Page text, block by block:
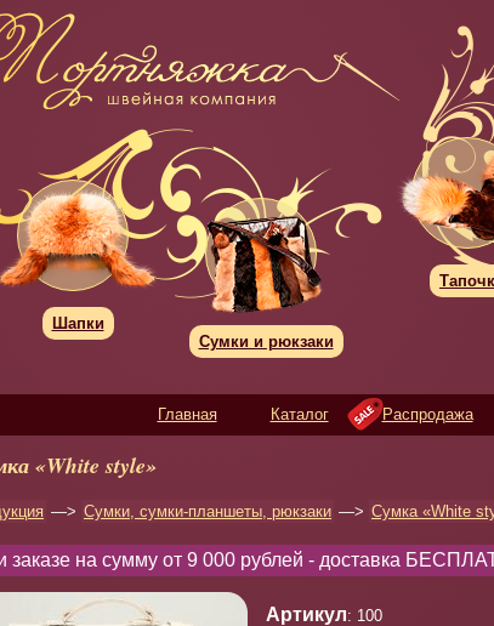
Шапки
Сумки и рюкзаки
Главная Каталог Распродажа
«White style»
—> Сумки, сумки-планшеты, рюкзаки —> Сумка «White
заказе на сумму от 9 000 рублей - доставка
Артикул: 100